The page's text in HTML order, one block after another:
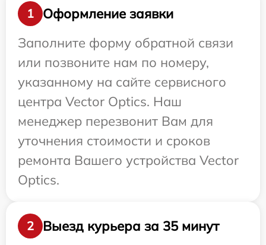
1
Оформление заявки
Заполните форму обратной связи
или позвоните нам по номеру,
указанному на сайте сервисного
центра Vector Optics. Наш
менеджер перезвонит Вам для
уточнения стоимости и сроков
ремонта Вашего устройства Vector
Optics.
2 Выезд курьера за 35 минут